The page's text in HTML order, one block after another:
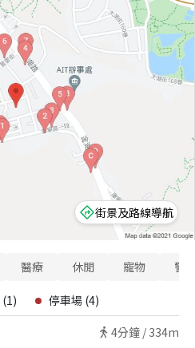
街景及路線導航
醫療 休閒 寵物 警
(1) 停車場 (4)
4分鐘 / 334m